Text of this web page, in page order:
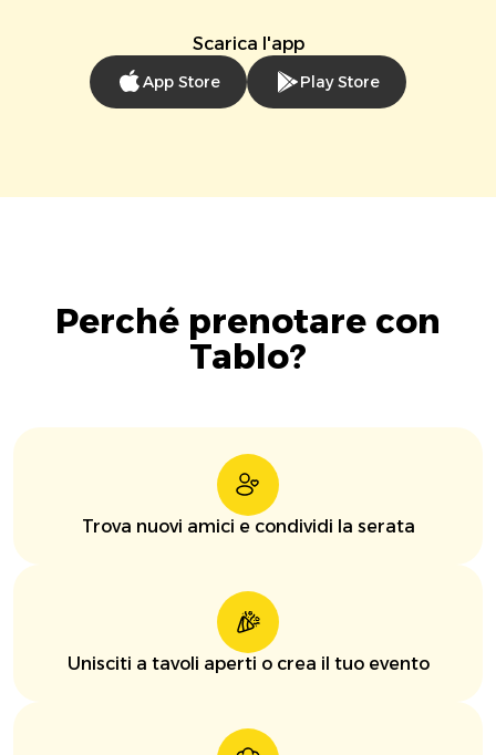
Scarica l'app
App Store Play Store
Perché prenotare con
Tablo?
Trova nuovi amici e condividi la serata
Unisciti a tavoli aperti o crea il tuo evento